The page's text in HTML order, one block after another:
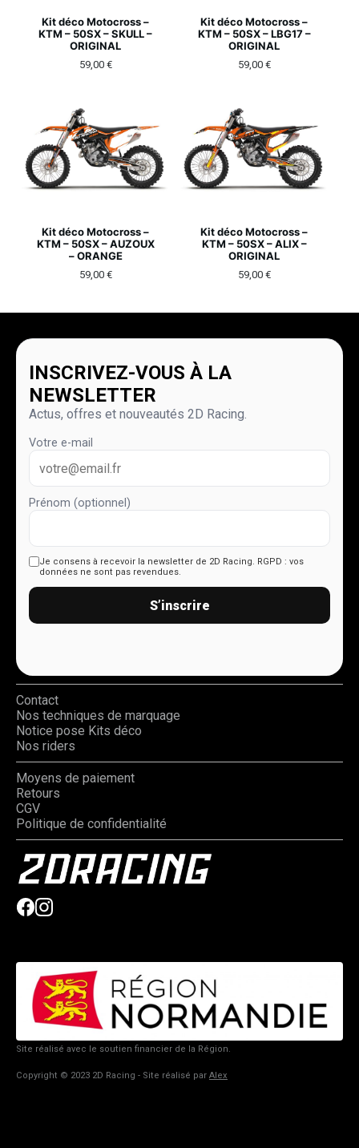
Kit déco Motocross –
KTM – 50SX – SKULL –
ORIGINAL
59,00 €
Kit déco Motocross –
KTM – 50SX – LBG17 –
ORIGINAL
59,00 €
Kit déco Motocross –
KTM – 50SX – AUZOUX
– ORANGE
59,00 €
Kit déco Motocross –
KTM – 50SX – ALIX –
ORIGINAL
59,00 €
INSCRIVEZ-VOUS À LA
NEWSLETTER
Actus, offres et nouveautés 2D Racing.
Votre e-mail
Prénom (optionnel)
Je consens à recevoir la newsletter de 2D Racing. RGPD : vos
données ne sont pas revendues.
S’inscrire
Contact
Nos techniques de marquage
Notice pose Kits déco
Nos riders
Moyens de paiement
Retours
CGV
Politique de confidentialité
Site réalisé avec le soutien financier de la Région.
Copyright © 2023 2D Racing - Site réalisé par Alex